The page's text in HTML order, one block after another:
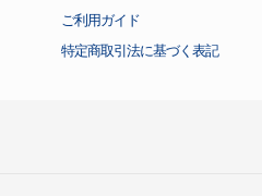
ご利用ガイド
特定商取引法に基づく表記